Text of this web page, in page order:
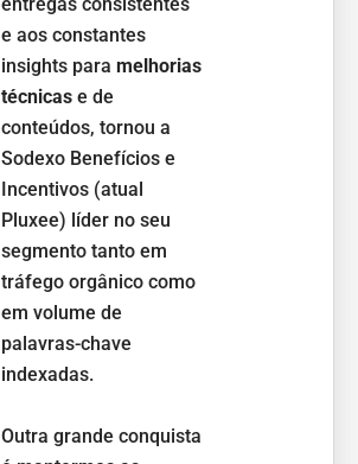
e aos constantes
insights para melhorias
técnicase de
conteúdos, tornou a
Sodexo Benefícios e
Incentivos (atual
Pluxee) líder no seu
segmento tanto em
tráfego orgânico como
em volume de
palavras-chave
indexadas.
Outra grande conquista